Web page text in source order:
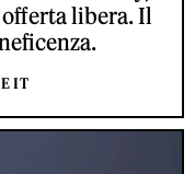
libera. Il
IT